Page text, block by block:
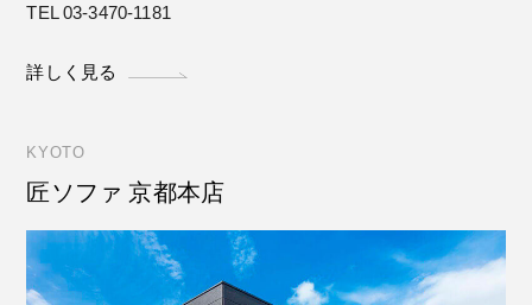
TEL 03-3470-1181
詳しく見る
KYOTO
匠ソファ 京都本店